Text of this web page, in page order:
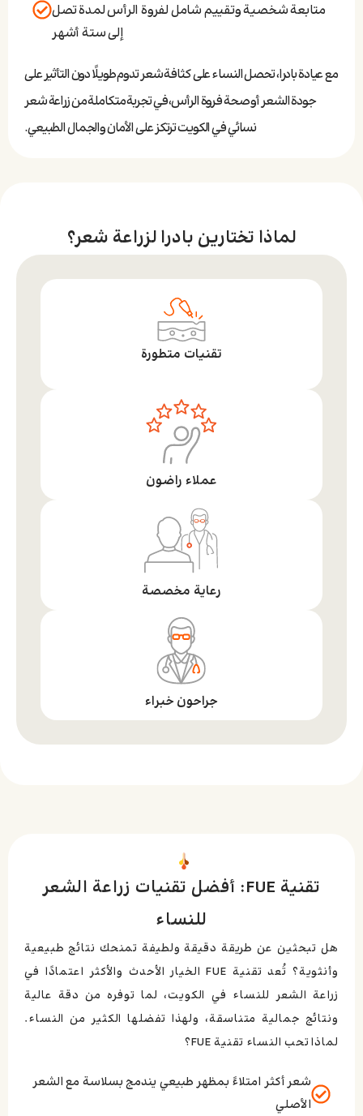
متابعة شخصية وتقييم شامل لفروة الرأس لمدة تصل
إلى ستة أشهر
مع عيادة بادرا، تحصل النساء على كثافة شعر تدوم طويلًا دون التأثير على
جودة الشعر أو صحة فروة الرأس، في تجربة متكاملة من زراعة شعر
نسائي في الكويت ترتكز على الأمان والجمال الطبيعي.
لماذا تختارين بادرا لزراعة شعر؟
تقنيات متطورة
عملاء راضون
رعاية مخصصة
جراحون خبراء
تقنية FUE: أفضل تقنيات زراعة الشعر
للنساء
هل تبحثين عن طريقة دقيقة ولطيفة تمنحك نتائج طبيعية
وأنثوية؟ تُعد تقنية FUE الخيار الأحدث والأكثر اعتمادًا في
زراعة الشعر للنساء في الكويت، لما توفره من دقة عالية
ونتائج جمالية متناسقة، ولهذا تفضلها الكثير من النساء.
لماذا تحب النساء تقنية FUE؟
شعر أكثر امتلاءً بمظهر طبيعي يندمج بسلاسة مع الشعر
الأصلي